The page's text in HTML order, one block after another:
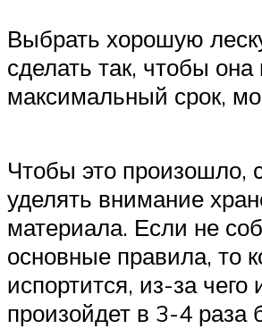
Выбрать хорошую
сделать так, чтобы
максимальный срок,
Чтобы это произошло,
уделять внимание
материала. Если не
основные правила, то
испортится, из-за чего
произойдет в 3-4 раза